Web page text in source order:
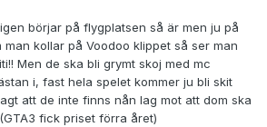
börjar på flygplatsen så är men ju på
man kollar på Voodoo klippet så ser man
Men de ska bli grymt skoj med mc
i, fast hela spelet kommer ju bli skit
att de inte finns nån lag mot att dom ska
fick priset förra året)